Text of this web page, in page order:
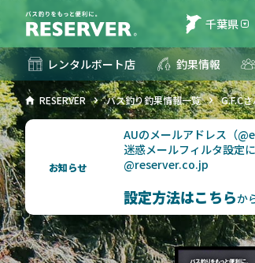
千葉県
レンタルボート店 釣果情報
RESERVER バス釣り釣果情報一覧 G.F.C
お知らせ
AUのメールアドレス（
迷惑メールフィルタ設定
@reserver.co.jp
設定方法はこちらか